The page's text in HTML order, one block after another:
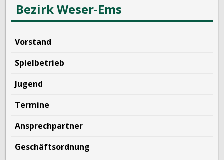
Bezirk Weser-Ems
Vorstand
Spielbetrieb
Jugend
Termine
Ansprechpartner
Geschäftsordnung